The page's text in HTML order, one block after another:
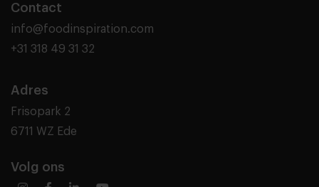
Contact
info@foodinspiration.com
+31 318 49 31 32
Adres
Frisopark 2
6711 WZ Ede
Volg ons